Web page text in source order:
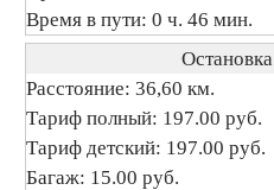
Время в пути: 0 ч. 46 мин.
Остановка
Расстояние: 36,60 км.
Тариф полный: 197.00 руб.
Тариф детский: 197.00 руб.
Багаж: 15.00 руб.